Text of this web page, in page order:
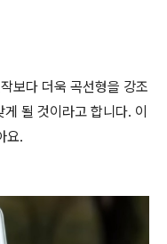
보다 더욱 곡선형을 강조
될 것이라고 합니다. 이
요.